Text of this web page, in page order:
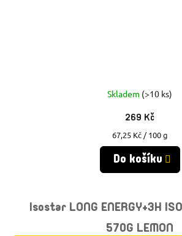
Skladem (>10 ks)
269 Kč
Měrná
cena:
67,25 Kč / 100 g
Do košíku
Isostar LONG ENERGY+3H
570G LEMON